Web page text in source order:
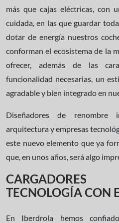
más que cajas eléctricas, con
cuidada, en las que guardar
dotar de energía nuestros
conforman el ecosistema de la
ofrecer, además de las
funcionalidad necesarias, un
agradable y bien integrado en
Diseñadores de renombre
arquitectura y empresas
este nuevo elemento que ya
que, en unos años, será algo
TECNOLOGÍA CON
En Iberdrola hemos